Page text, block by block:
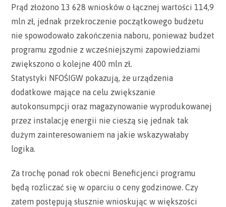
Prąd złożono 13 628 wniosków o łącznej wartości 114,9
mln zł, jednak przekroczenie początkowego budżetu
nie spowodowało zakończenia naboru, ponieważ budżet
programu zgodnie z wcześniejszymi zapowiedziami
zwiększono o kolejne 400 mln zł.
Statystyki NFOŚIGW pokazują, że urządzenia
dodatkowe mające na celu zwiększanie
autokonsumpcji oraz magazynowanie wyprodukowanej
przez instalację energii nie cieszą się jednak tak
dużym zainteresowaniem na jakie wskazywałaby
logika.
Za trochę ponad rok obecni Beneficjenci programu
będą rozliczać się w oparciu o ceny godzinowe. Czy
zatem postępują słusznie wnioskując w większości